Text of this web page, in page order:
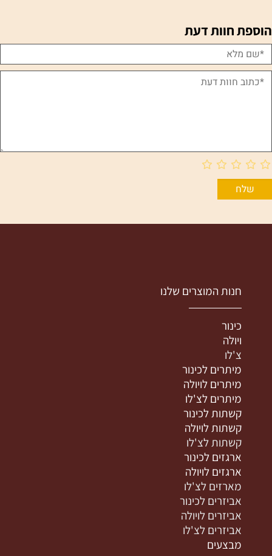
הוספת חוות דעת
חנות המוצרים שלנו
כינור
ויולה
צ'לו
מיתרים לכינור
מיתרים לויולה
מיתרים לצ'לו
קשתות לכינור
קשתות לויולה
קשתות לצ'לו
ארגזים לכינור
ארגזים לויולה
מארזים לצ'לו
אביזרים לכינור
אביזרים לויולה
אביזרים לצ'לו
מבצעים